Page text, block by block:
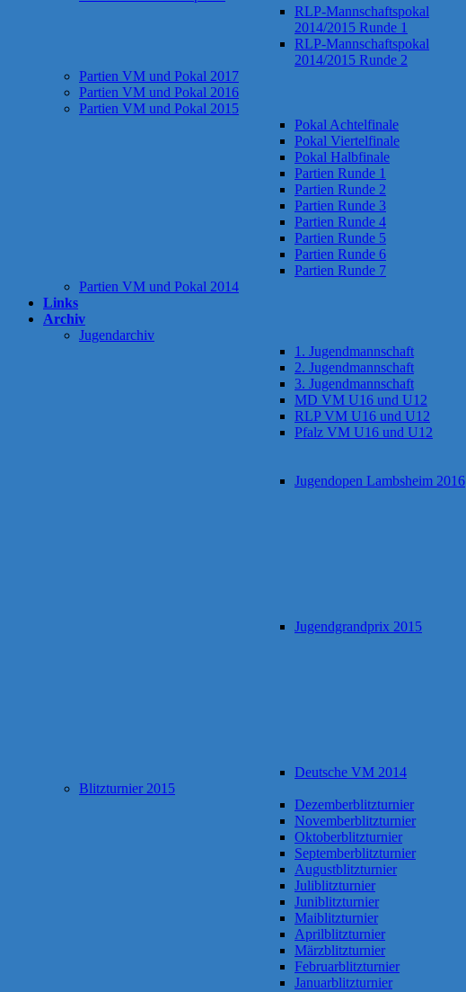
RLP-Mannschaftspokal
2014/2015 Runde 1
RLP-Mannschaftspokal
2014/2015 Runde 2
Partien VM und Pokal 2017
Partien VM und Pokal 2016
Partien VM und Pokal 2015
Pokal Achtelfinale
Pokal Viertelfinale
Pokal Halbfinale
Partien Runde 1
Partien Runde 2
Partien Runde 3
Partien Runde 4
Partien Runde 5
Partien Runde 6
Partien Runde 7
Partien VM und Pokal 2014
Links
Archiv
Jugendarchiv
1. Jugendmannschaft
2. Jugendmannschaft
3. Jugendmannschaft
MD VM U16 und U12
RLP VM U16 und U12
Pfalz VM U16 und U12
Jugendopen Lambsheim 2016
Jugendgrandprix 2015
Deutsche VM 2014
Blitzturnier 2015
Dezemberblitzturnier
Novemberblitzturnier
Oktoberblitzturnier
Septemberblitzturnier
Augustblitzturnier
Juliblitzturnier
Juniblitzturnier
Maiblitzturnier
Aprilblitzturnier
Märzblitzturnier
Februarblitzturnier
Januarblitzturnier